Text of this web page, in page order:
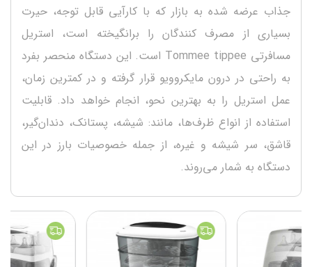
جذاب عرضه شده به بازار که با کارآیی قابل توجه، حیرت
بسیاری از مصرف کنندگان را برانگیخته است، استریل
مسافرتی Tommee tippee است. این دستگاه منحصر بفرد
به راحتی در درون مایکروویو قرار گرفته و در کمترین زمان،
عمل استریل را به بهترین نحو، انجام خواهد داد. قابلیت
استفاده از انواع ظرف‌ها، مانند: شیشه، پستانک، دندان‌گیر،
قاشق، سر شیشه و غیره، از جمله خصوصیات بارز در این
دستگاه به شمار می‌روند.